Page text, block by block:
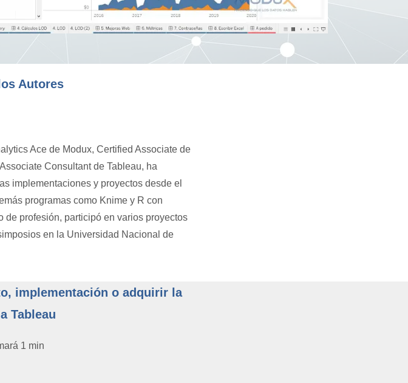
Autores
Ace de Modux, Certified Associate de
Consultant de Tableau, ha
implementaciones y proyectos desde el
programas como Knime y R con
de profesión, participó en varios proyectos
en la Universidad Nacional de
implementación o adquirir la
Tableau
1 min